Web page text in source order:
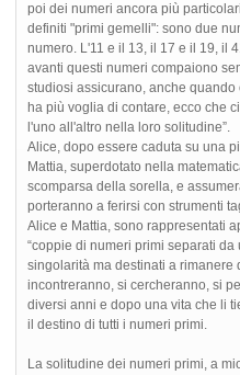
poi dei numeri ancora più
definiti "primi gemelli": sono due
numero. L'11 e il 13, il 17 e il 19, il
avanti questi numeri compaiono
studiosi assicurano, anche
ha più voglia di contare, ecco che
l'uno all'altro nella loro solitudine”.
Alice, dopo essere caduta su una
Mattia, superdotato nella
scomparsa della sorella, e
porteranno a ferirsi con strumenti
Alice e Mattia, sono rappresentati
“coppie di numeri primi separati
singolarità ma destinati a rimanere
incontreranno, si cercheranno, si
diversi anni e dopo una vita che li
il destino di tutti i numeri primi.
La solitudine dei numeri primi, a